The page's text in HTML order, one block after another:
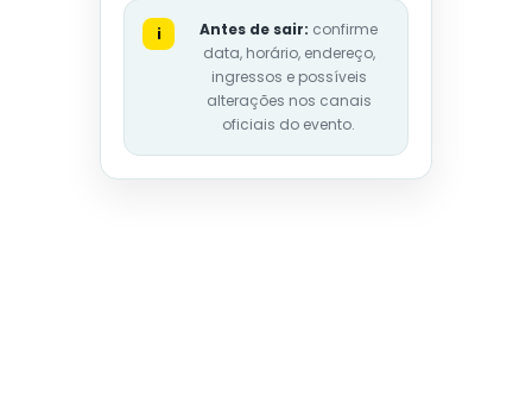
i Antes de sair: confirme
data, horário, endereço,
ingressos e possíveis
alterações nos canais
oficiais do evento.